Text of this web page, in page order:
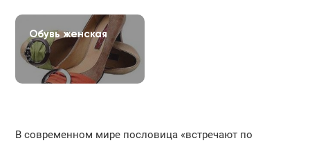
Обувь женская
В современном мире пословица «встречают по